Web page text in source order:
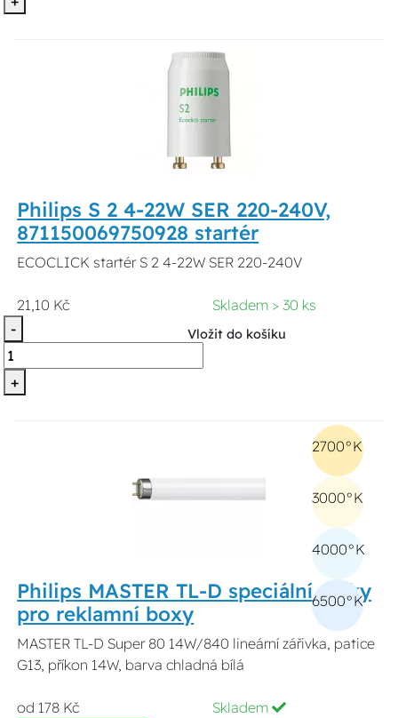
Philips S 2 4-22W SER 220-240V,
871150069750928 startér
ECOCLICK startér S 2 4-22W SER 220-240V
21,10 Kč
Skladem > 30 ks
-
+
Vložit do košíku
2700°K
3000°K
4000°K
6500°K
Philips MASTER TL-D speciální délky
pro reklamní boxy
MASTER TL-D Super 80 14W/840 lineární zářivka, patice
G13, příkon 14W, barva chladná bílá
od 178 Kč Skladem